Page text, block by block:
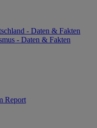
- Daten & Fakten
- Daten & Fakten
Report